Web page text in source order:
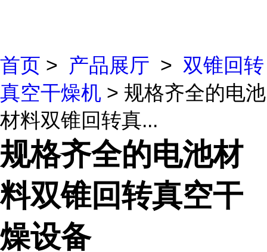
首页 > 产品展厅 > 双锥回转
真空干燥机 > 规格齐全的电池
材料双锥回转真...
规格齐全的电池材
料双锥回转真空干
燥设备